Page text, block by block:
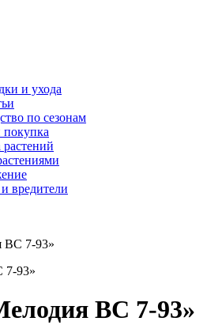
и ухода
по сезонам
вредители
ВС 7-93»
ВС 7-93»